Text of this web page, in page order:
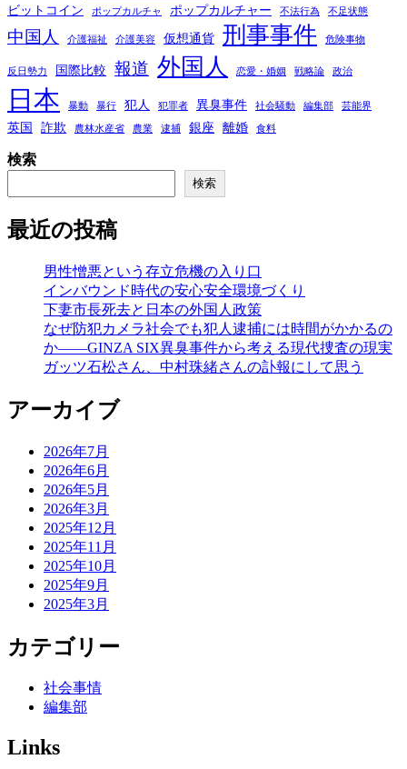
ビットコイン ポップカルチャ ポップカルチャー 不法行為 不足状態
中国人 介護福祉 介護美容 仮想通貨 刑事事件 危険事物
反日勢力 国際比較 報道 外国人 恋愛・婚姻 戦略論 政治
日本 暴動 暴行 犯人 犯罪者 異臭事件 社会騒動 編集部 芸能界
英国 詐欺 農林水産省 農業 逮捕 銀座 離婚 食料
検索
検索
最近の投稿
男性憎悪という存立危機の入り口
インバウンド時代の安心安全環境づくり
下妻市長死去と日本の外国人政策
なぜ防犯カメラ社会でも犯人逮捕には時間がかかるの
か――GINZA SIX異臭事件から考える現代捜査の現実
ガッツ石松さん、中村珠緒さんの訃報にして思う
アーカイブ
2026年7月
2026年6月
2026年5月
2026年3月
2025年12月
2025年11月
2025年10月
2025年9月
2025年3月
カテゴリー
社会事情
編集部
Links